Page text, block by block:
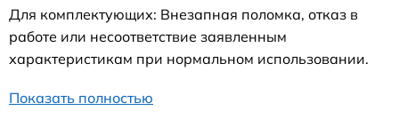
Для комплектующих: Внезапная поломка, отказ в
работе или несоответствие заявленным
характеристикам при нормальном использовании.
Показать полностью